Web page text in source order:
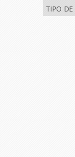
tipo